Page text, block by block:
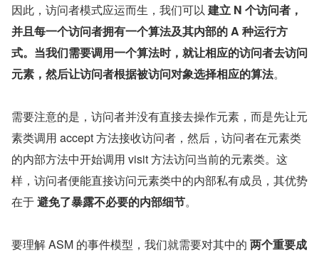
因此，访问者模式应运而生，我们可以 建立 N 个访问者，
并且每一个访问者拥有一个算法及其内部的 A 种运行方
式。当我们需要调用一个算法时，就让相应的访问者去访问
元素，然后让访问者根据被访问对象选择相应的算法。
需要注意的是，访问者并没有直接去操作元素，而是先让元
素类调用 accept 方法接收访问者，然后，访问者在元素类
的内部方法中开始调用 visit 方法访问当前的元素类。这
样，访问者便能直接访问元素类中的内部私有成员，其优势
在于 避免了暴露不必要的内部细节。
要理解 ASM 的事件模型，我们就需要对其中的 两个重要成